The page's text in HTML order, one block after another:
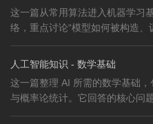
这一篇从常用算法进入机器学习
络，重点讨论“模型如何被构造、
人工智能知识 - 数学基础
这一篇整理 AI 所需的数学基础
与概率论统计。它回答的核心问